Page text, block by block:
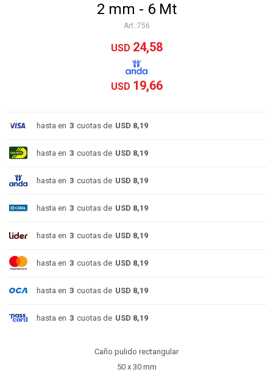
2 mm - 6 Mt
756
USD 24,58
USD 19,66
hasta en 3 cuotas de USD 8,19
hasta en 3 cuotas de USD 8,19
hasta en 3 cuotas de USD 8,19
hasta en 3 cuotas de USD 8,19
hasta en 3 cuotas de USD 8,19
hasta en 3 cuotas de USD 8,19
hasta en 3 cuotas de USD 8,19
hasta en 3 cuotas de USD 8,19
Caño pulido rectangular
50 x 30 mm